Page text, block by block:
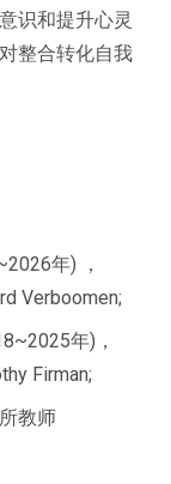
识和提升心灵
整合转化自我
年) ，
Verboomen;
年)，
Firman;
教师